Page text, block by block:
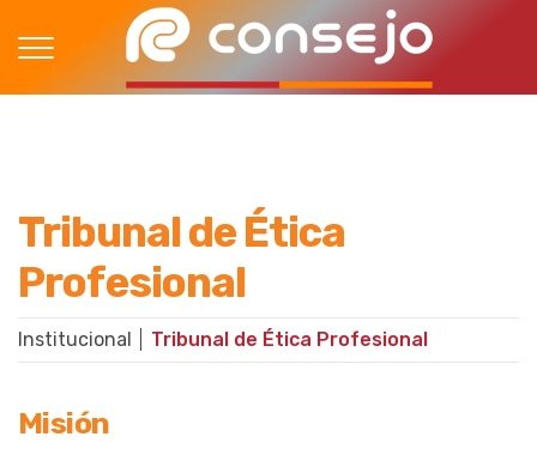
Tribunal de Ética
Profesional
Institucional Tribunal de Ética Profesional
Misión